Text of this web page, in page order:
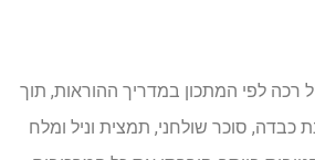
רכה לפי המתכון במדריך ההוראות, תוך
סוכר שולחני, תמצית וניל ומלח